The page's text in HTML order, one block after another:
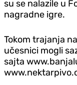
su se nalazile u
nagradne igre.
Tokom trajanja
učesnici mogli
sajta